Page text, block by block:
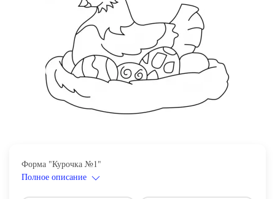
Форма "Курочка №1"
Полное описание